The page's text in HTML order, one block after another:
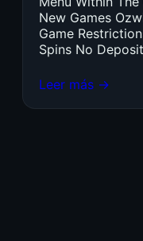
New Games
Game
Spins No
Leer más →